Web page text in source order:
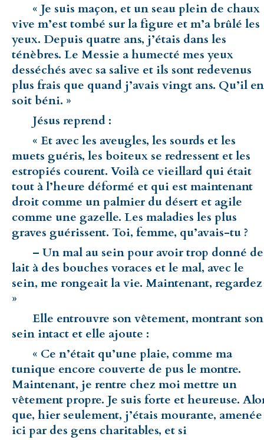
« Je suis maçon, et un seau plein de chaux
vive m’est tombé sur la figure et m’a brûlé les
yeux. Depuis quatre ans, j’étais dans les
ténèbres. Le Messie a humecté mes yeux
desséchés avec sa salive et ils sont redevenus
plus frais que quand j’avais vingt ans. Qu’il en
soit béni. »
Jésus reprend :
« Et avec les aveugles, les sourds et les
muets guéris, les boiteux se redressent et les
estropiés courent. Voilà ce vieillard qui était
tout à l’heure déformé et qui est maintenant
droit comme un palmier du désert et agile
comme une gazelle. Les maladies les plus
graves guérissent. Toi, femme, qu’avais-tu ?
– Un mal au sein pour avoir trop donné de
lait à des bouches voraces et le mal, avec le
sein, me rongeait la vie. Maintenant,
»
Elle entrouvre son vêtement, montrant son
sein intact et elle ajoute :
« Ce n’était qu’une plaie, comme ma
tunique encore couverte de pus le montre.
Maintenant, je rentre chez moi mettre un
vêtement propre. Je suis forte et heureuse.
que, hier seulement, j’étais mourante, amenée
ici par des gens charitables, et si